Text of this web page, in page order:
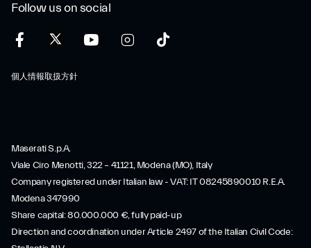
Follow us on social
個人情報取扱方針
Maserati S.p.A.
Viale Ciro Menotti, 322 – 41121, Modena (MO), Italy
Company registered under Italian law - VAT: IT 08245890010 R.E.A.
Modena 347990
Share capital: 80.000.000 €, fully paid-up
Direction and coordination under Article 2497 of the Italian Civil Code: